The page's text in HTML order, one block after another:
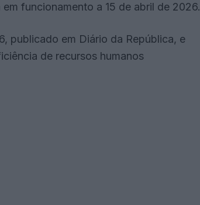
funcionamento a 15 de abril de 2026.
publicado em Diário da República, e
de recursos humanos